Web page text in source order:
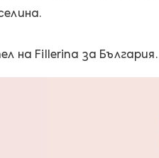
на Fillerina за България.